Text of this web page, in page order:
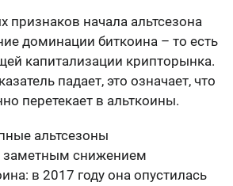
признаков начала альтсезона
доминации биткоина – то есть
капитализации крипторынка.
падает, это означает, что
перетекает в альткоины.
альтсезоны
заметным снижением
в 2017 году она опустилась